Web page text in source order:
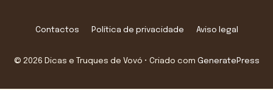
Contactos Política de privacidade Aviso legal
© 2026 Dicas e Truques de Vovó • Criado com GeneratePress